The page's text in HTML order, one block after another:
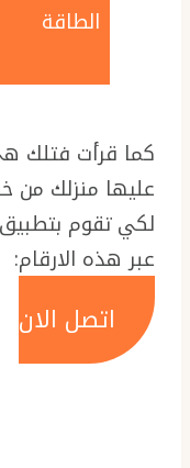
الطاقة
كما قرأت فتلك
عليها منزلك من
لكي تقوم
عبر هذه الارقام:
اتصل الان